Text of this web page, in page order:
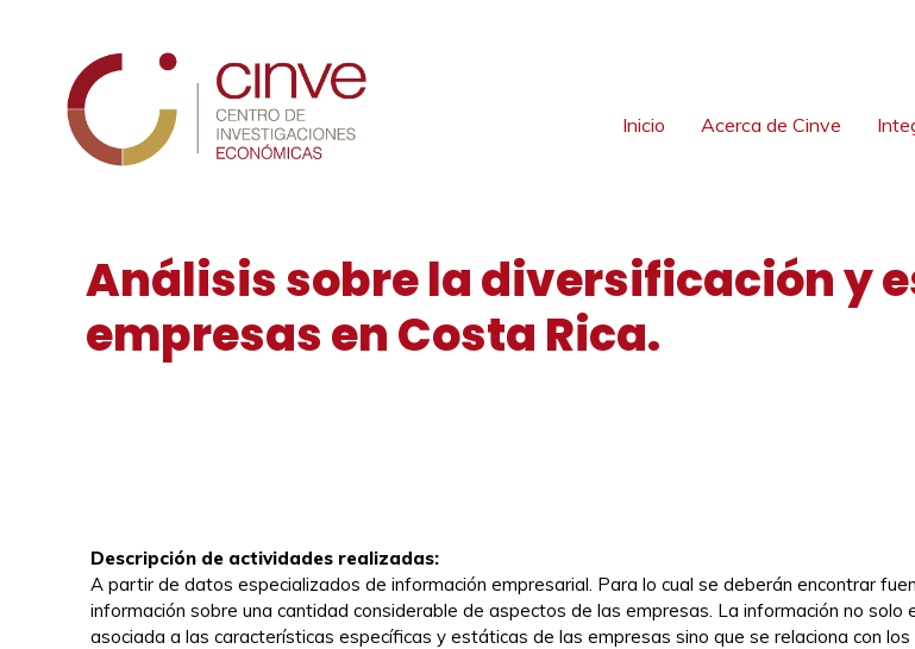
Inicio Acerca de Cinve
Análisis sobre la diversificación y
empresas en Costa Rica.
Descripción de actividades realizadas:
A partir de datos especializados de información empresarial. Para lo cual se deberán encontrar
información sobre una cantidad considerable de aspectos de las empresas. La información no solo
asociada a las características específicas y estáticas de las empresas sino que se relaciona con los